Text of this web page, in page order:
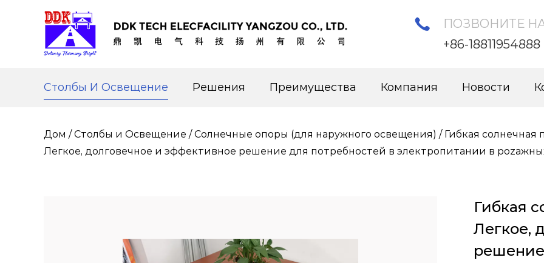
ПОЗВОНИТЕ
+86-18811954888
Столбы И Освещение Решения Преимущества Компания Новости
Дом /Столбы и Освещение /Солнечные опоры (для наружного освещения) / Гибкая солнечная
Легкое, долговечное и эффективное решение для потребностей в электропитании в
Гибкая
Легкое,